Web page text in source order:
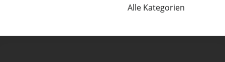
Alle Kategorien